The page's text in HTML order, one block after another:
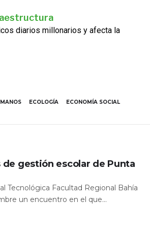
diarios millonarios y afecta la
ECOLOGÍA
ECONOMÍA SOCIAL
gestión escolar de Punta
Tecnológica Facultad Regional Bahía
un encuentro en el que...